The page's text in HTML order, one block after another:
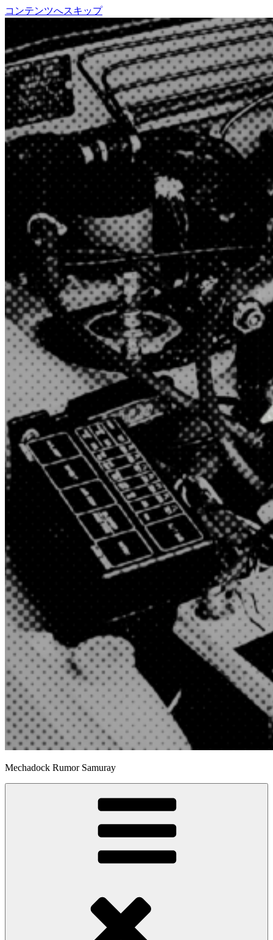
コンテンツへスキップ
Mechadock Rumor Samuray